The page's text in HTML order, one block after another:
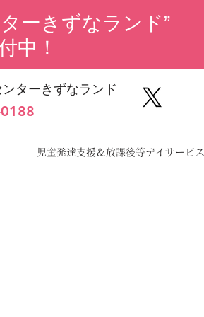
ーきずなランド”
中！
ターきずなランド
児童発達支援＆放課後等デイサービス